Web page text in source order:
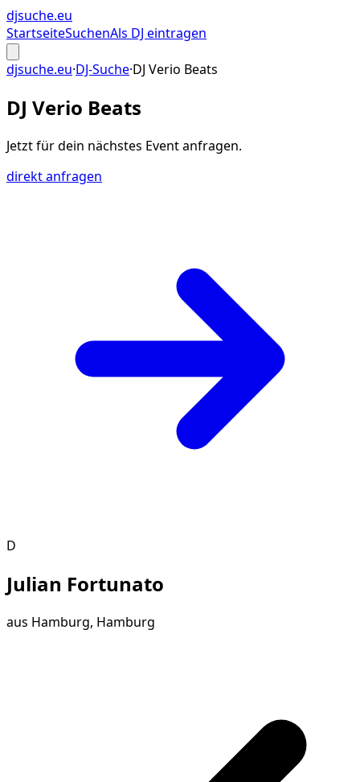
djsuche.eu
StartseiteSuchenAls DJ eintragen
djsuche.eu·DJ-Suche·DJ Verio Beats
DJ Verio Beats
Jetzt für dein nächstes Eventanfragen.
direkt anfragen
D
Julian Fortunato
aus Hamburg, Hamburg